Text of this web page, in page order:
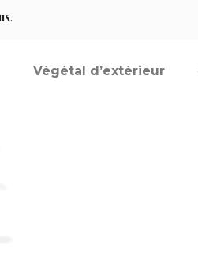
.
Végétal d’extérieur